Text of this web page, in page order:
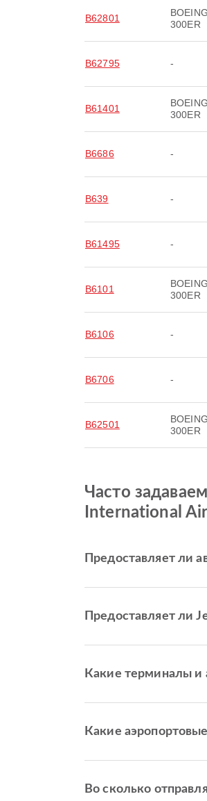
B62801
300ER
B62795 -
B61401
300ER
B6686 -
B639 -
B61495 -
B6101
300ER
B6106 -
B6706 -
B62501
300ER
Часто
International
Предоставляет ли
Предоставляет ли
Какие терминалы и
Какие
Во сколько